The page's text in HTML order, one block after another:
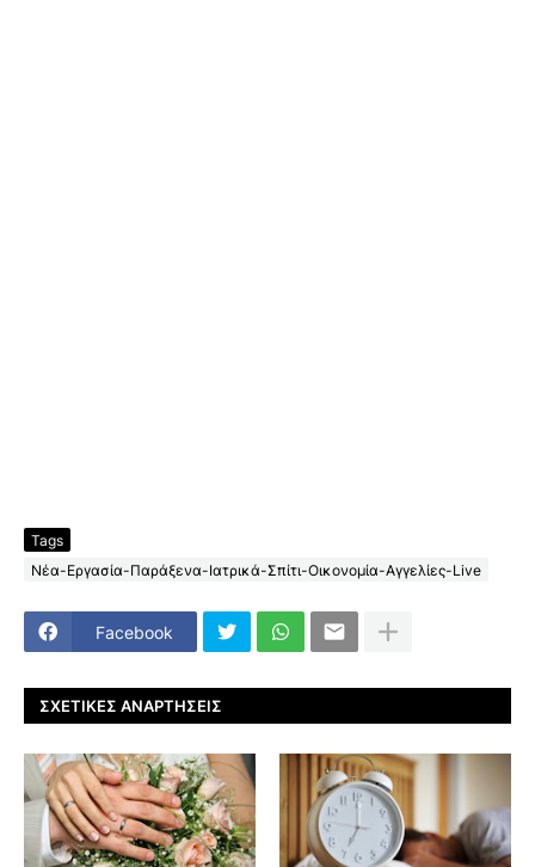
Tags
Νέα-Εργασία-Παράξενα-Ιατρικά-Σπίτι-Οικονομία-Αγγελίες-Live
Facebook
ΣΧΕΤΙΚΈΣ ΑΝΑΡΤΉΣΕΙΣ